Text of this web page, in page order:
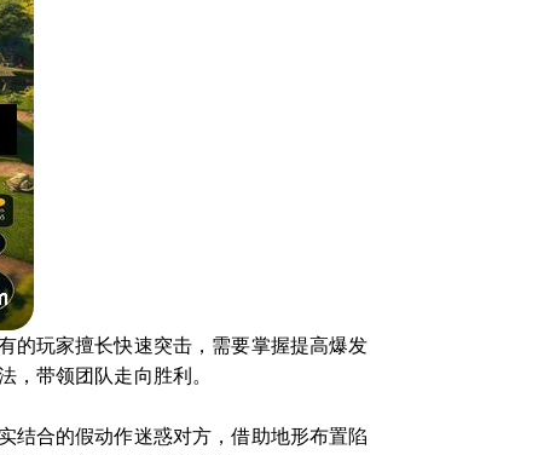
的玩家擅长快速突击，需要掌握提高爆发
，带领团队走向胜利。
结合的假动作迷惑对方，借助地形布置陷